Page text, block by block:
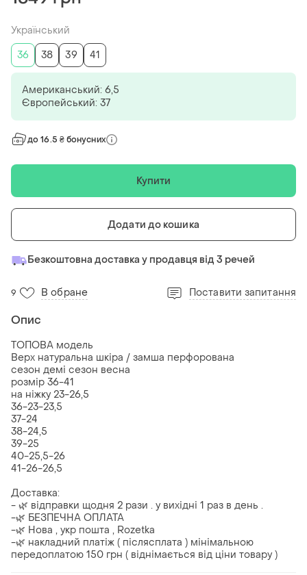
Український
36
38 39 41
Американський: 6,5
Європейський: 37
до 16.5 ₴ бонусних
Купити
Додати до кошика
Безкоштовна доставка у продавця від 3 речей
9 В обране Поставити запитання
Опис
ТОПОВА модель
Верх натуральна шкіра / замша перфорована
сезон демі сезон весна
розмір 36-41
на ніжку 23-26,5
36-23-23,5
37-24
38-24,5
39-25
40-25,5-26
41-26-26,5
Доставка:
- 🌿 відправки щодня 2 рази . у вихідні 1 раз в день .
-🌿 БЕЗПЕЧНА ОПЛАТА
-🌿 Нова , укр пошта , Rozetka
-🌿 накладний платіж ( післясплата ) мінімальною
передоплатою 150 грн ( віднімається від ціни товару )